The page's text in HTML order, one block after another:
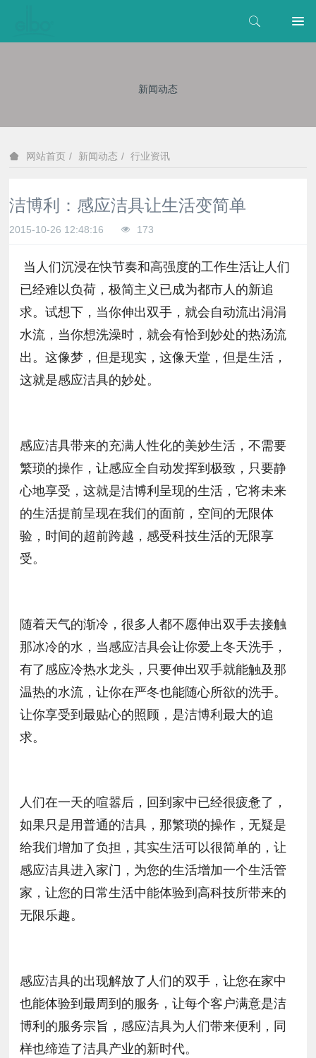
新闻动态
网站首页 新闻动态 行业资讯
洁博利：感应洁具让生活变简单
2015-10-26 12:48:16 173
当人们沉浸在快节奏和高强度的工作生活让人们
已经难以负荷，极简主义已成为都市人的新追
求。试想下，当你伸出双手，就会自动流出涓涓
水流，当你想洗澡时，就会有恰到妙处的热汤流
出。这像梦，但是现实，这像天堂，但是生活，
这就是感应洁具的妙处。
感应洁具带来的充满人性化的美妙生活，不需要
繁琐的操作，让感应全自动发挥到极致，只要静
心地享受，这就是洁博利呈现的生活，它将未来
的生活提前呈现在我们的面前，空间的无限体
验，时间的超前跨越，感受科技生活的无限享
受。
随着天气的渐冷，很多人都不愿伸出双手去接触
那冰冷的水，当感应洁具会让你爱上冬天洗手，
有了感应冷热水龙头，只要伸出双手就能触及那
温热的水流，让你在严冬也能随心所欲的洗手。
让你享受到最贴心的照顾，是洁博利最大的追
求。
人们在一天的喧嚣后，回到家中已经很疲惫了，
如果只是用普通的洁具，那繁琐的操作，无疑是
给我们增加了负担，其实生活可以很简单的，让
感应洁具进入家门，为您的生活增加一个生活管
家，让您的日常生活中能体验到高科技所带来的
无限乐趣。
感应洁具的出现解放了人们的双手，让您在家中
也能体验到最周到的服务，让每个客户满意是洁
博利的服务宗旨，感应洁具为人们带来便利，同
样也缔造了洁具产业的新时代。